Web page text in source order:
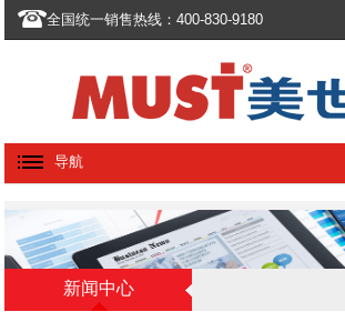
全国统一销售热线：400-830-9180
导航
新闻中心